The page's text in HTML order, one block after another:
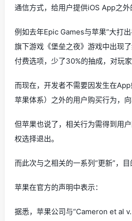
通信方式，给用户提供iOS App之外
例如去年Epic Games与苹果“大打
旗下游戏《堡垒之夜》游戏中出现
付费选项，少了30%的抽成，对玩家
而现在，开发者不需要因发生在
苹果体系）之外的用户购买行为，向
但苹果也说了，相关行为需得到用
权选择退出。
而此次与之相关的一系列“更新”，目
苹果在官方的声明中表示：
据悉，苹果公司与“Cameron et al